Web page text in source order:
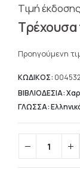
Original
price
93,28 €.
τρέχουσα
είναι:
55,97 €.
Προηγούμενη
ΚΩΔΙΚΟΣ: 004532
ΒΙΒΛΙΟΔΕΣΙΑ:
ΓΛΩΣΣΑ: